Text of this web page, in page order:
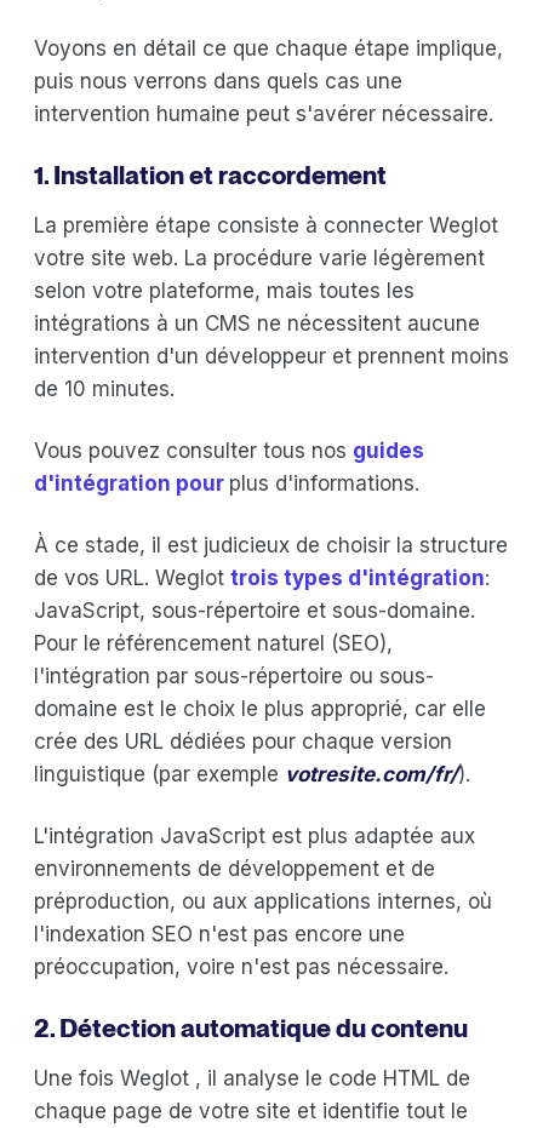
Voyons en détail ce que chaque étape implique,
puis nous verrons dans quels cas une
intervention humaine peut s'avérer nécessaire.
1. Installation et raccordement
La première étape consiste à connecter Weglot
votre site web. La procédure varie légèrement
selon votre plateforme, mais toutes les
intégrations à un CMS ne nécessitent aucune
intervention d'un développeur et prennent moins
de 10 minutes.
Vous pouvez consulter tous nos guides
d'intégration pour plus d'informations.
À ce stade, il est judicieux de choisir la structure
de vos URL. Weglot trois types d'intégration:
JavaScript, sous-répertoire et sous-domaine.
Pour le référencement naturel (SEO),
l'intégration par sous-répertoire ou sous-
domaine est le choix le plus approprié, car elle
crée des URL dédiées pour chaque version
linguistique (par exemple votresite.com/fr/).
L'intégration JavaScript est plus adaptée aux
environnements de développement et de
préproduction, ou aux applications internes, où
l'indexation SEO n'est pas encore une
préoccupation, voire n'est pas nécessaire.
2. Détection automatique du contenu
Une fois Weglot , il analyse le code HTML de
chaque page de votre site et identifie tout le